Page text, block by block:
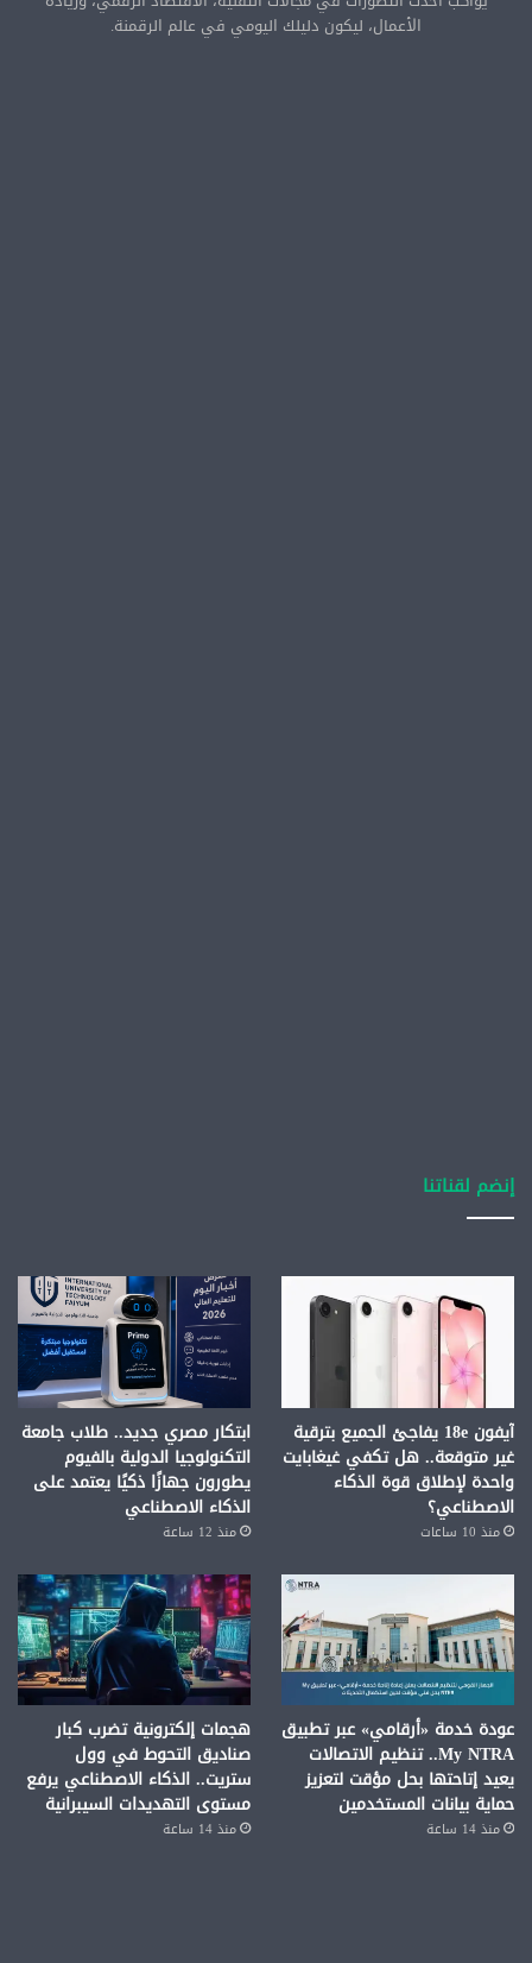
الأعمال، ليكون دليلك اليومي في عالم الرقمنة.
إنضم لقناتنا
آيفون 18e يفاجئ الجميع بترقية
غير متوقعة.. هل تكفي غيغابايت
واحدة لإطلاق قوة الذكاء
الاصطناعي؟
منذ 10 ساعات
ابتكار مصري جديد.. طلاب جامعة
التكنولوجيا الدولية بالفيوم
يطورون جهازًا ذكيًا يعتمد على
الذكاء الاصطناعي
منذ 12 ساعة
عودة خدمة «أرقامي» عبر تطبيق
My NTRA.. تنظيم الاتصالات
يعيد إتاحتها بحل مؤقت لتعزيز
حماية بيانات المستخدمين
منذ 14 ساعة
هجمات إلكترونية تضرب كبار
صناديق التحوط في وول
ستريت.. الذكاء الاصطناعي يرفع
مستوى التهديدات السيبرانية
منذ 14 ساعة